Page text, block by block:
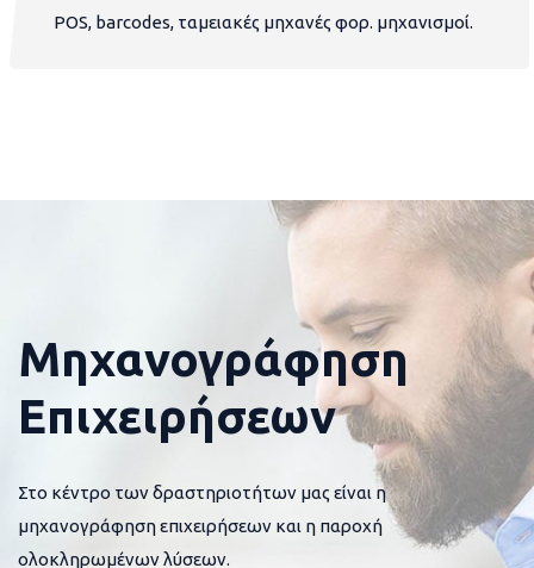
POS, barcodes, ταμειακές μηχανές φορ. μηχανισμοί.
Μηχανογράφηση
Επιχειρήσεων
Στο κέντρο των δραστηριοτήτων μας είναι η
μηχανογράφηση επιχειρήσεων και η παροχή
ολοκληρωμένων λύσεων.